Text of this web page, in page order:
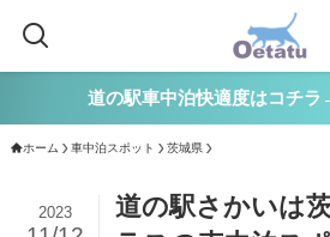
道の駅車中泊快適度はコチラ
ホーム 車中泊スポット 茨城県
道の駅さかいは
2023